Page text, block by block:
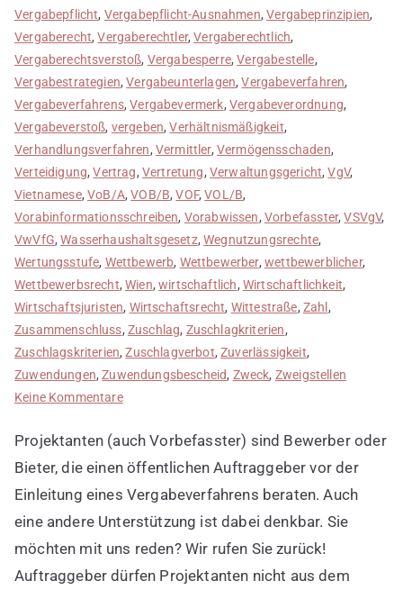
Vergabepflicht, Vergabepflicht-Ausnahmen,Vergabeprinzipien,
Vergaberecht,Vergaberechtler,Vergaberechtlich,
Vergaberechtsverstoß, Vergabesperre,Vergabestelle,
Vergabestrategien,Vergabeunterlagen,Vergabeverfahren,
Vergabeverfahrens,Vergabevermerk, Vergabeverordnung,
Vergabeverstoß, vergeben,Verhältnismäßigkeit,
Verhandlungsverfahren, Vermittler, Vermögensschaden,
Verteidigung,Vertrag, Vertretung, Verwaltungsgericht,VgV,
Vietnamese,VoB/A,VOB/B,VOF,VOL/B,
Vorabinformationsschreiben, Vorabwissen, Vorbefasster,VSVgV,
VwVfG,Wasserhaushaltsgesetz,Wegnutzungsrechte,
Wertungsstufe, Wettbewerb, Wettbewerber, wettbewerblicher,
Wettbewerbsrecht,Wien,wirtschaftlich, Wirtschaftlichkeit,
Wirtschaftsjuristen, Wirtschaftsrecht, Wittestraße, Zahl ,
Zusammenschluss, Zuschlag, Zuschlagkriterien,
Zuschlagskriterien,Zuschlagverbot,Zuverlässigkeit,
Zuwendungen,Zuwendungsbescheid, Zweck, Zweigstellen
Keine Kommentarezu
in
Ausschreibungsverfahren
Projektanten (auch Vorbefasster) sind Bewerber oder
Bieter, die einen öffentlichen Auftraggeber vor der
Einleitung eines Vergabeverfahrens beraten. Auch
eine andere Unterstützung ist dabei denkbar. Sie
möchten mit uns reden? Wir rufen Sie zurück!
Auftraggeber dürfen Projektanten nicht aus dem